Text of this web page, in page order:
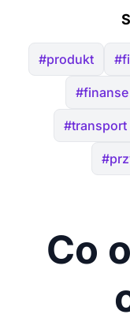
#produkt
#finanse
#transport
Co